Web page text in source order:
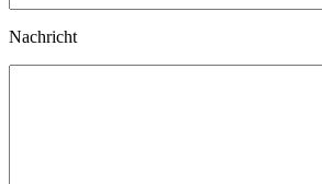
Nachricht